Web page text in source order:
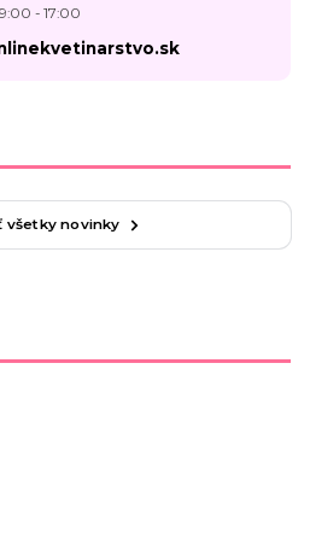
9:00 - 17:00
všetky novinky